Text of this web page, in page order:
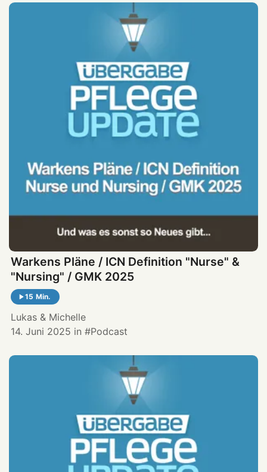
Warkens Pläne / ICN Definition "Nurse" &
"Nursing" / GMK 2025
15 Min.
Lukas & Michelle
14. Juni 2025 in Podcast